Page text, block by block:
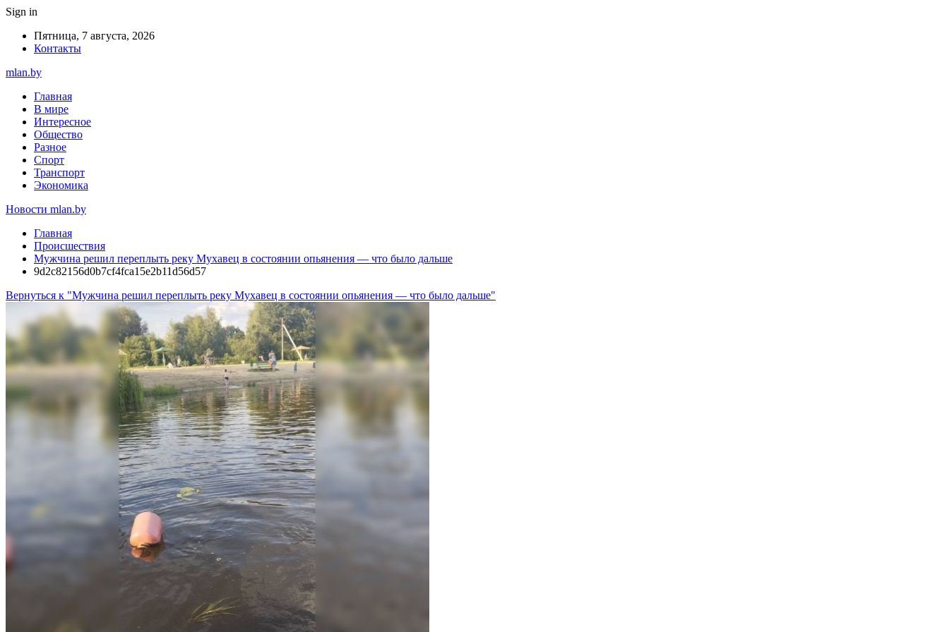
Sign in
Пятница, 7 августа, 2026
Контакты
mlan.by
Главная
В мире
Интересное
Общество
Разное
Спорт
Транспорт
Экономика
Новости mlan.by
Главная
Происшествия
Мужчина решил переплыть реку Мухавец в состоянии опьянения — что было дальше
9d2c82156d0b7cf4fca15e2b11d56d57
Вернуться к "Мужчина решил переплыть реку Мухавец в состоянии опьянения — что было дальше"